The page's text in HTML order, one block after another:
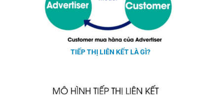
TIẾP THỊ LIÊN KẾT LÀ GÌ?